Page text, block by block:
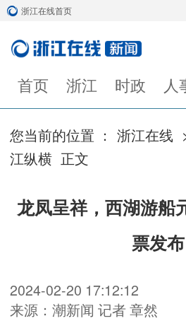
浙江在线首页
首页 浙江 时政 人
您当前的位置 ： 浙江在线
江纵横 正文
龙凤呈祥，西湖游船
票发布
2024-02-20 17:12:12
来源：潮新闻 记者 章然